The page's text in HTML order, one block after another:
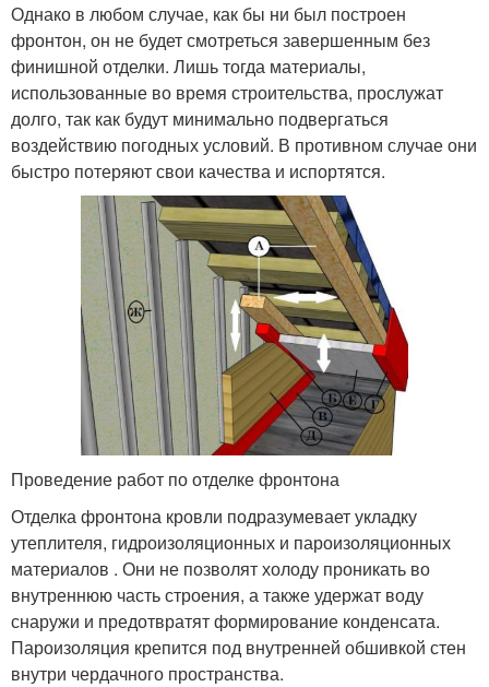
Однако в любом случае, как бы ни был построен
фронтон, он не будет смотреться завершенным без
финишной отделки. Лишь тогда материалы,
использованные во время строительства, прослужат
долго, так как будут минимально подвергаться
воздействию погодных условий. В противном случае они
быстро потеряют свои качества и испортятся.
Проведение работ по отделке фронтона
Отделка фронтона кровли подразумевает укладку
утеплителя, гидроизоляционных и пароизоляционных
материалов . Они не позволят холоду проникать во
внутреннюю часть строения, а также удержат воду
снаружи и предотвратят формирование конденсата.
Пароизоляция крепится под внутренней обшивкой стен
внутри чердачного пространства.